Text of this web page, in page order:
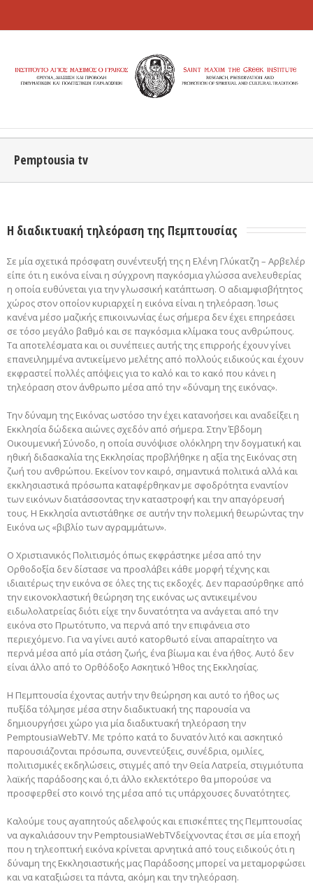
Pemptousia tv
Η διαδικτυακή τηλεόραση της Πεμπτουσίας
Σε μία σχετικά πρόσφατη συνέντευξή της η Ελένη Γλύκατζη – Αρβελέρ
είπε ότι η εικόνα είναι η σύγχρονη παγκόσμια γλώσσα ανελευθερίας
η οποία ευθύνεται για την γλωσσική κατάπτωση. Ο αδιαμφισβήτητος
χώρος στον οποίον κυριαρχεί η εικόνα είναι η τηλεόραση. Ίσως
κανένα μέσο μαζικής επικοινωνίας έως σήμερα δεν έχει επηρεάσει
σε τόσο μεγάλο βαθμό και σε παγκόσμια κλίμακα τους ανθρώπους.
Τα αποτελέσματα και οι συνέπειες αυτής της επιρροής έχουν γίνει
επανειλημμένα αντικείμενο μελέτης από πολλούς ειδικούς και έχουν
εκφραστεί πολλές απόψεις για το καλό και το κακό που κάνει η
τηλεόραση στον άνθρωπο μέσα από την «δύναμη της εικόνας».
Την δύναμη της Εικόνας ωστόσο την έχει κατανοήσει και αναδείξει η
Εκκλησία δώδεκα αιώνες σχεδόν από σήμερα. Στην Έβδομη
Οικουμενική Σύνοδο, η οποία συνόψισε ολόκληρη την δογματική και
ηθική διδασκαλία της Εκκλησίας προβλήθηκε η αξία της Εικόνας στη
ζωή του ανθρώπου. Εκείνον τον καιρό, σημαντικά πολιτικά αλλά και
εκκλησιαστικά πρόσωπα καταφέρθηκαν με σφοδρότητα εναντίον
των εικόνων διατάσσοντας την καταστροφή και την απαγόρευσή
τους. Η Εκκλησία αντιστάθηκε σε αυτήν την πολεμική θεωρώντας την
Εικόνα ως «βιβλίο των αγραμμάτων».
Ο Χριστιανικός Πολιτισμός όπως εκφράστηκε μέσα από την
Ορθοδοξία δεν δίστασε να προσλάβει κάθε μορφή τέχνης και
ιδιαιτέρως την εικόνα σε όλες της τις εκδοχές. Δεν παρασύρθηκε από
την εικονοκλαστική θεώρηση της εικόνας ως αντικειμένου
ειδωλολατρείας διότι είχε την δυνατότητα να ανάγεται από την
εικόνα στο Πρωτότυπο, να περνά από την επιφάνεια στο
περιεχόμενο. Για να γίνει αυτό κατορθωτό είναι απαραίτητο να
περνά μέσα από μία στάση ζωής, ένα βίωμα και ένα ήθος. Αυτό δεν
είναι άλλο από το Ορθόδοξο Ασκητικό Ήθος της Εκκλησίας.
Η Πεμπτουσία έχοντας αυτήν την θεώρηση και αυτό το ήθος ως
πυξίδα τόλμησε μέσα στην διαδικτυακή της παρουσία να
δημιουργήσει χώρο για μία διαδικτυακή τηλεόραση την
PemptousiaWebTV. Με τρόπο κατά το δυνατόν λιτό και ασκητικό
παρουσιάζονται πρόσωπα, συνεντεύξεις, συνέδρια, ομιλίες,
πολιτισμικές εκδηλώσεις, στιγμές από την Θεία Λατρεία, στιγμιότυπα
λαϊκής παράδοσης και ό,τι άλλο εκλεκτότερο θα μπορούσε να
προσφερθεί στο κοινό της μέσα από τις υπάρχουσες δυνατότητες.
Καλούμε τους αγαπητούς αδελφούς και επισκέπτες της Πεμπτουσίας
να αγκαλιάσουν την PemptousiaWebTVδείχνοντας έτσι σε μία εποχή
που η τηλεοπτική εικόνα κρίνεται αρνητικά από τους ειδικούς ότι η
δύναμη της Εκκλησιαστικής μας Παράδοσης μπορεί να μεταμορφώσει
και να καταξιώσει τα πάντα, ακόμη και την τηλεόραση.